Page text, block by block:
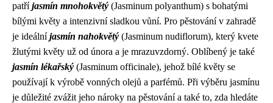
patříjasmín mnohokvětý (Jasminum polyanthum) s bohatými
bílými květy a intenzivní sladkou vůní. Pro pěstování v zahradě
je ideálníjasmín nahokvětý (Jasminum nudiflorum), který kvete
žlutými květy už od února a je mrazuvzdorný. Oblíbený je také
jasmín lékařský (Jasminum officinale), jehož bílé květy se
používají k výrobě vonných olejů a parfémů. Při výběru jasmínu
je důležité zvážit jeho nároky na pěstování a také to, zda hledáte